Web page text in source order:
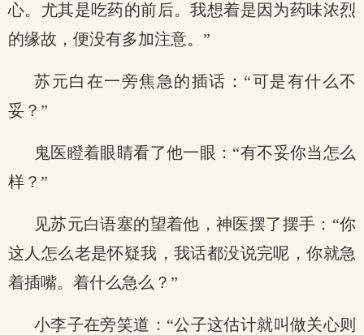
心。尤其是吃药的前后。我想着是因为药味浓烈
的缘故，便没有多加注意。”
苏元白在一旁焦急的插话：“可是有什么不
妥？”
鬼医瞪着眼睛看了他一眼：“有不妥你当怎么
样？”
见苏元白语塞的望着他，神医摆了摆手：“你
这人怎么老是怀疑我，我话都没说完呢，你就急
着插嘴。着什么急么？”
小李子在旁笑道：“公子这估计就叫做关心则